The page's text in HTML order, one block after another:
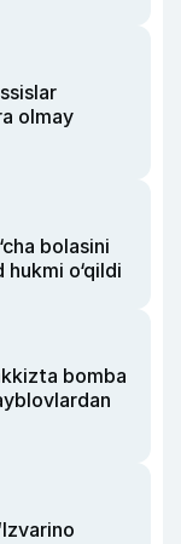
olmay
bolasini
o‘qildi
bomba